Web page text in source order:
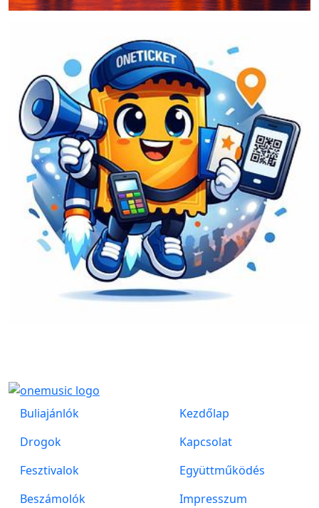
Buliajánlók
Drogok
Fesztivalok
Beszámolók
Kezdőlap
Kapcsolat
Együttműködés
Impresszum